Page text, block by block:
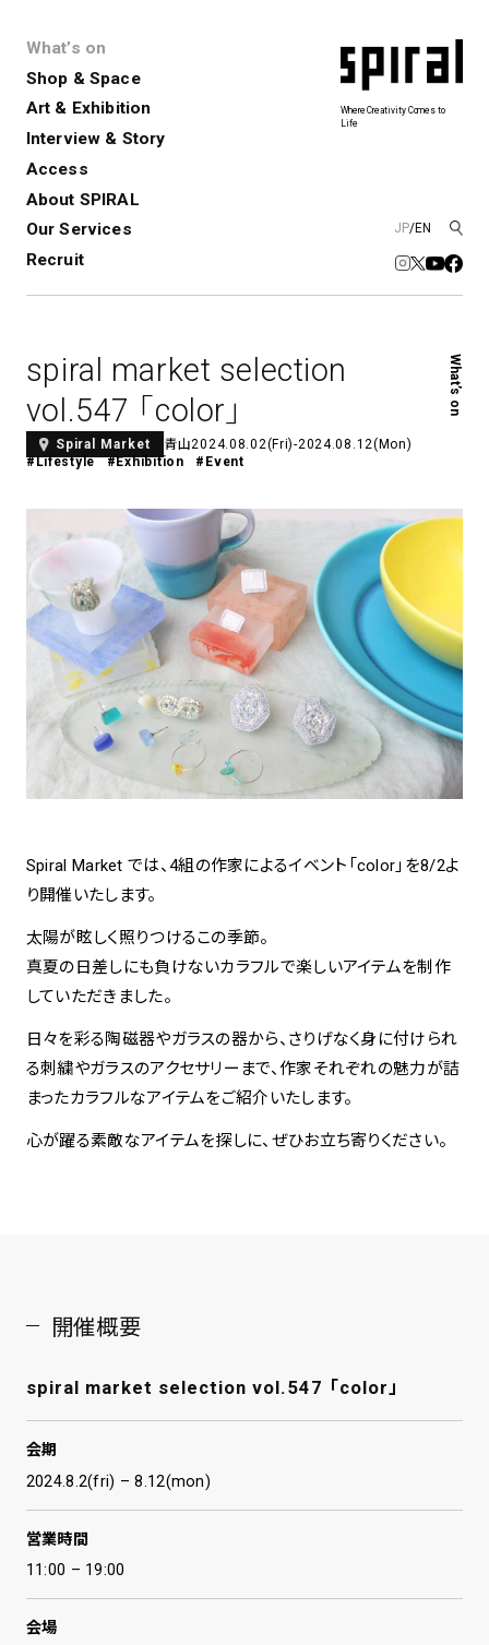
What’s on
Shop & Space
Art & Exhibition
Interview & Story
Access
About SPIRAL
Our Services
Recruit
JP/EN
Where Creativity Comes to
Life
Spiral
Spiral Market6
KITTE丸の内
⼆⼦⽟川 Dogwood Plaza
横浜赤レンガ倉庫
ルクア⼤阪
Spiral Hall
Nail Salon4
Spiral Nail Salon 青山
naila 横浜ランドマーク
naila 大宮そごう
Café
Spiral Café 青山
Store1
Spiral Rendezvous Store
グランスタ東京店
spiral art gallery 名古屋
MoN Park Cafe by Spiral
MoN Kitchen by Spiral
Exhibition
展覧会やイベント
演劇やダンス、ライブ公演、イベント
Art Projects
アートプロジェクト・イベント
とした公募展形式のアートフェスティ
バル
Spiral Schole
スパイラルが推進するエデュケーシ
ョンプログラム
Spiral Print Collection
スパイラルが提案するオリジナルプ
リント作品
SPIRALのご紹介
Spiral Annual Report プレスリリース
採用情報 お問い合わせ
レンタルスペース
コンサルティング 商品開発
新卒採用
アルバイト・その他
spiral market selection
vol.547 「color」
Spiral Market 青山2024.08.02(Fri)-2024.08.12(Mon)
#Lifestyle
#Exhibition #Event
What’s on
Spiral Market では、4組の作家によるイベント「color」を8/2よ
り開催いたします。
太陽が眩しく照りつけるこの季節。
真夏の日差しにも負けないカラフルで楽しいアイテムを制作
していただきました。
日々を彩る陶磁器やガラスの器から、さりげなく身に付けられ
る刺繍やガラスのアクセサリーまで、作家それぞれの魅力が詰
まったカラフルなアイテムをご紹介いたします。
心が躍る素敵なアイテムを探しに、ぜひお立ち寄りください。
開催概要
spiral market selection vol.547 「color」
会期
2024.8.2(fri) – 8.12(mon)
営業時間
11:00 – 19:00
会場